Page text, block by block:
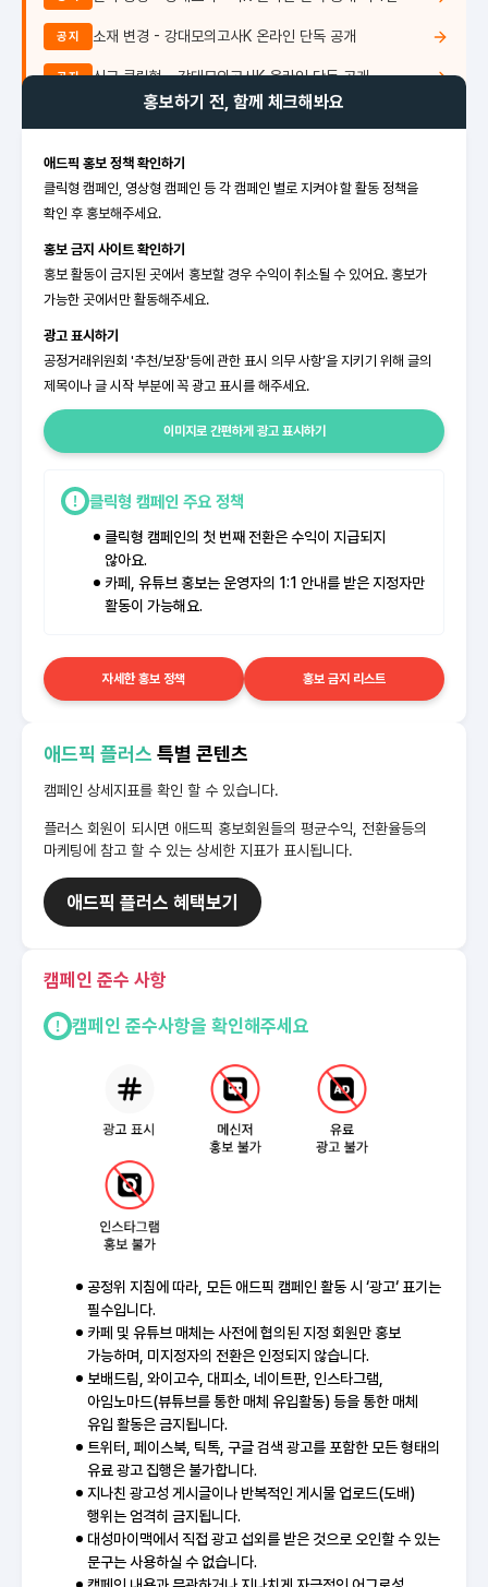
공지 소재 변경 - 강대모의고사K 온라인 단독 공개
공지 신규 클릭형 - 강대모의고사K 온라인 단독 공개
홍보하기 전, 함께 체크해봐요
애드픽 홍보 정책 확인하기
클릭형 캠페인, 영상형 캠페인 등 각 캠페인 별로 지켜야 할 활동 정책을
확인 후 홍보해주세요.
홍보 금지 사이트 확인하기
홍보 활동이 금지된 곳에서 홍보할 경우 수익이 취소될 수 있어요. 홍보가
가능한 곳에서만 활동해주세요.
광고 표시하기
공정거래위원회 '추천/보장'등에 관한 표시 의무 사항’을 지키기 위해 글의
제목이나 글 시작 부분에 꼭 광고 표시를 해주세요.
이미지로 간편하게 광고 표시하기
클릭형 캠페인 주요 정책
클릭형 캠페인의 첫 번째 전환은 수익이 지급되지
않아요.
카페, 유튜브 홍보는 운영자의 1:1 안내를 받은 지정자만
활동이 가능해요.
자세한 홍보 정책 홍보 금지 리스트
애드픽 플러스 특별 콘텐츠
캠페인 상세지표를 확인 할 수 있습니다.
플러스 회원이 되시면 애드픽 홍보회원들의 평균수익, 전환율등의
마케팅에 참고 할 수 있는 상세한 지표가 표시됩니다.
애드픽 플러스 혜택보기
캠페인 준수 사항
캠페인 준수사항을 확인해주세요
공정위 지침에 따라, 모든 애드픽 캠페인 활동 시 ‘광고‘ 표기는
필수입니다.
카페 및 유튜브 매체는 사전에 협의된 지정 회원만 홍보
가능하며, 미지정자의 전환은 인정되지 않습니다.
보배드림, 와이고수, 대피소, 네이트판, 인스타그램,
아임노마드(뷰튜브를 통한 매체 유입활동) 등을 통한 매체
유입 활동은 금지됩니다.
트위터, 페이스북, 틱톡, 구글 검색 광고를 포함한 모든 형태의
유료 광고 집행은 불가합니다.
지나친 광고성 게시글이나 반복적인 게시물 업로드(도배)
행위는 엄격히 금지됩니다.
대성마이맥에서 직접 광고 섭외를 받은 것으로 오인할 수 있는
문구는 사용하실 수 없습니다.